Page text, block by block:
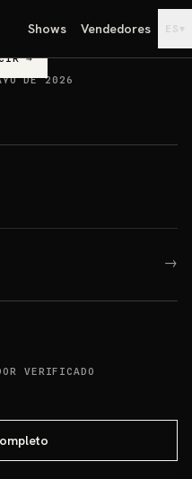
Shows Vendedores ES ▾
→
DE 2026
→
VERIFICADO